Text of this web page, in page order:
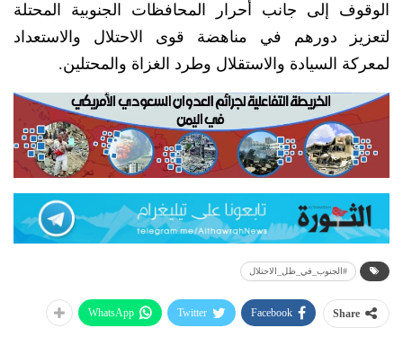
الوقوف إلى جانب أحرار المحافظات الجنوبية المحتلة
لتعزيز دورهم في مناهضة قوى الاحتلال والاستعداد
لمعركة السيادة والاستقلال وطرد الغزاة والمحتلين.
#الجنوب_في_ظل_الاحتلال
Share
Facebook
Twitter
WhatsApp